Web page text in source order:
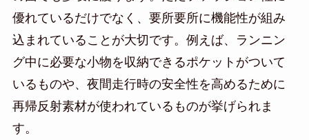
優れているだけでなく、要所要所に機能性が組み
込まれていることが大切です。例えば、ランニン
グ中に必要な小物を収納できるポケットがついて
いるものや、夜間走行時の安全性を高めるために
再帰反射素材が使われているものが挙げられま
す。